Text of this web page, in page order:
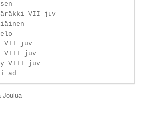
VII juv
VII juv
VIII juv
VIII juv
Joulua